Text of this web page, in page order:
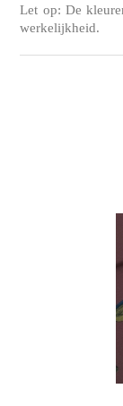
Let op: De
werkelijkheid.